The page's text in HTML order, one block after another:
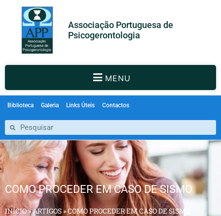
Associação Portuguesa de
Psicogerontologia
MENU
Biblioteca Galeria Links Úteis Contactos
COMO PROCEDER EM CASO DE SISMO
INÍCIO»ARTIGOS»COMO PROCEDER EM CASO DE SISMO